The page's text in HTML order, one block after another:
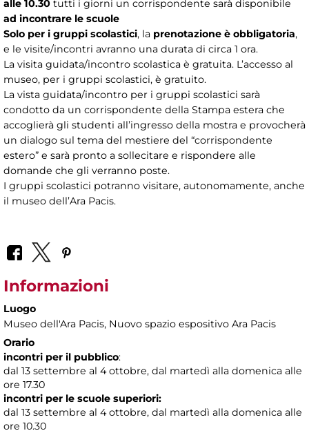
alle 10.30 tutti i giorni un corrispondente sarà disponibile
ad incontrare le scuole
Solo per i gruppi scolastici, la prenotazione è obbligatoria,
e le visite/incontri avranno una durata di circa 1 ora.
La visita guidata/incontro scolastica è gratuita. L’accesso al
museo, per i gruppi scolastici, è gratuito.
La vista guidata/incontro per i gruppi scolastici sarà
condotto da un corrispondente della Stampa estera che
accoglierà gli studenti all’ingresso della mostra e provocherà
un dialogo sul tema del mestiere del “corrispondente
estero” e sarà pronto a sollecitare e rispondere alle
domande che gli verranno poste.
I gruppi scolastici potranno visitare, autonomamente, anche
il museo dell’Ara Pacis.
Informazioni
Luogo
Museo dell'Ara Pacis, Nuovo spazio espositivo Ara Pacis
Orario
incontri per il pubblico:
dal 13 settembre al 4 ottobre, dal martedì alla domenica alle
ore 17.30
incontri per le scuole superiori:
dal 13 settembre al 4 ottobre, dal martedì alla domenica alle
ore 10.30